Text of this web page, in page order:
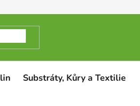
Substráty, Kůry a Textilie